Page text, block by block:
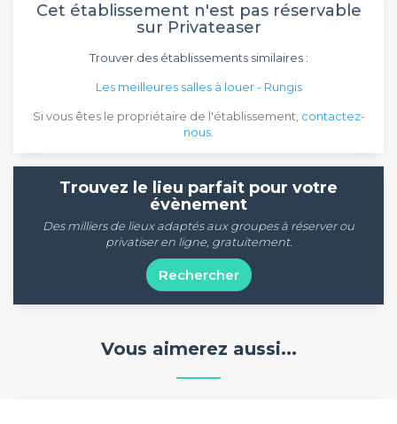
Cet établissement n'est pas réservable
sur Privateaser
Trouver des établissements similaires :
Les meilleures salles à louer - Rungis
Si vous êtes le propriétaire de l'établissement, contactez-
nous
Trouvez le lieu parfait pour votre
évènement
Des milliers de lieux adaptés aux groupes à réserver ou
privatiser en ligne, gratuitement.
Rechercher
Vous aimerez aussi...